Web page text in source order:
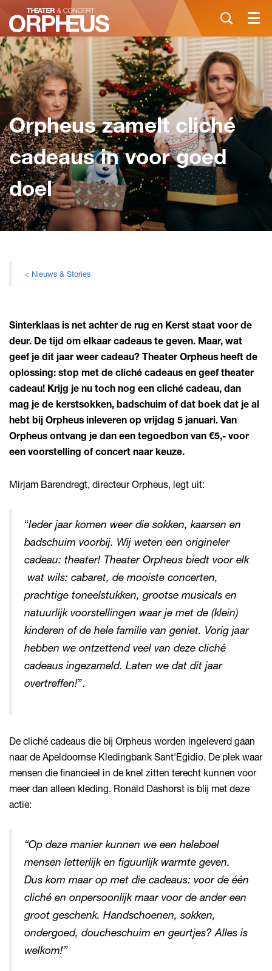
Menu
Orpheus zamelt cliché
cadeaus in voor goed
doel
< Nieuws & Stories
Sinterklaas is net achter de rug en Kerst staat voor de
deur. De tijd om elkaar cadeaus te geven. Maar, wat
geef je dit jaar weer cadeau? Theater Orpheus heeft de
oplossing: stop met de cliché cadeaus en geef theater
cadeau! Krijg je nu toch nog een cliché cadeau, dan
mag je de kerstsokken, badschuim of dat boek dat je al
hebt bij Orpheus inleveren op vrijdag 5 januari. Van
Orpheus ontvang je dan een tegoedbon van €5,- voor
een voorstelling of concert naar keuze.
Mirjam Barendregt, directeur Orpheus, legt uit:
“Ieder jaar komen weer die sokken, kaarsen en
badschuim voorbij. Wij weten een origineler
cadeau: theater! Theater Orpheus biedt voor elk
wat wils: cabaret, de mooiste concerten,
prachtige toneelstukken, grootse musicals en
natuurlijk voorstellingen waar je met de (klein)
kinderen of de hele familie van geniet. Vorig jaar
hebben we ontzettend veel van deze cliché
cadeaus ingezameld. Laten we dat dit jaar
overtreffen!”.
De cliché cadeaus die bij Orpheus worden ingeleverd gaan
naar de Apeldoornse Kledingbank Sant'Egidio. De plek waar
mensen die financieel in de knel zitten terecht kunnen voor
meer dan alleen kleding. Ronald Dashorst is blij met deze
actie:
“Op deze manier kunnen we een heleboel
mensen letterlijk en figuurlijk warmte geven.
Dus kom maar op met die cadeaus: voor de één
cliché en onpersoonlijk maar voor de ander een
groot geschenk. Handschoenen, sokken,
ondergoed, doucheschuim en geurtjes? Alles is
welkom!”